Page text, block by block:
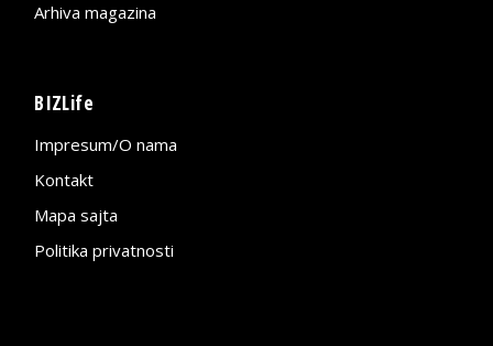
Arhiva magazina
BIZLife
Impresum/O nama
Kontakt
Mapa sajta
Politika privatnosti